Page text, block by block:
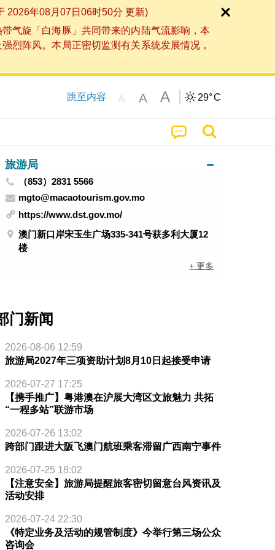
2026年08月07日06时50分 更新)
气旋「白海豚」共同带来的内陆气流影响，本
烈阵风。本局正密切监测有关系统发展情况，
跳至内容 A A A 29°C
旅游局
（853）2831 5566
mgto@macaotourism.gov.mo
https://www.dst.gov.mo/
澳门新口岸宋玉生广场335-341号获多利大厦12
楼
+ 更多
门新闻
2026-08-06 12:59
旅游局2027年三项资助计划8月10日起接受申请
2026-07-27 17:25
【携手推广】粤港澳在沪展大湾区文旅魅力 共拓
“一程多站”联游市场
2026-07-26 13:02
跨部门跟进大阪飞澳门航班乘客滞留广西南宁事件
2026-07-25 18:02
【注意安全】旅游局提醒旅客密切留意台风资讯及
活动安排
2026-07-24 22:30
《特定业务及活动的规管制度》今举行第三场公众
咨询会